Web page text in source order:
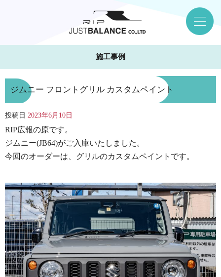
施工事例
ジムニー フロントグリル カスタムペイント
投稿日 2023年6月10日
RIP広報の原です。
ジムニー(JB64)がご入庫いたしました。
今回のオーダーは、グリルのカスタムペイントです。